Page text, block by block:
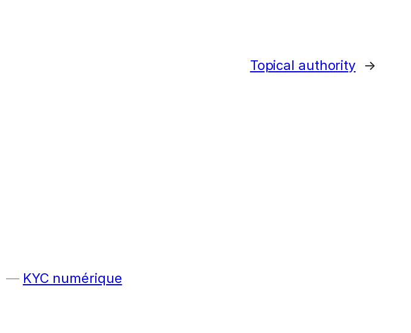
Topical authority →
KYC numérique